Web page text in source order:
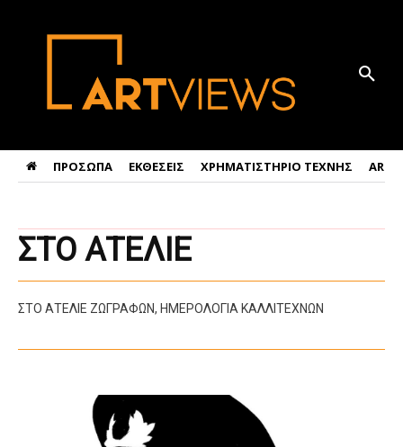
ΠΡΟΣΩΠΑ ΕΚΘΕΣΕΙΣ ΧΡΗΜΑΤΙΣΤΗΡΙΟ ΤΕΧΝΗΣ ART
ΣΤΟ ΑΤΕΛΙΕ
ΣΤΟ ΑΤΕΛΙΕ ΖΩΓΡΑΦΩΝ, ΗΜΕΡΟΛΟΓΙΑ ΚΑΛΛΙΤΕΧΝΩΝ